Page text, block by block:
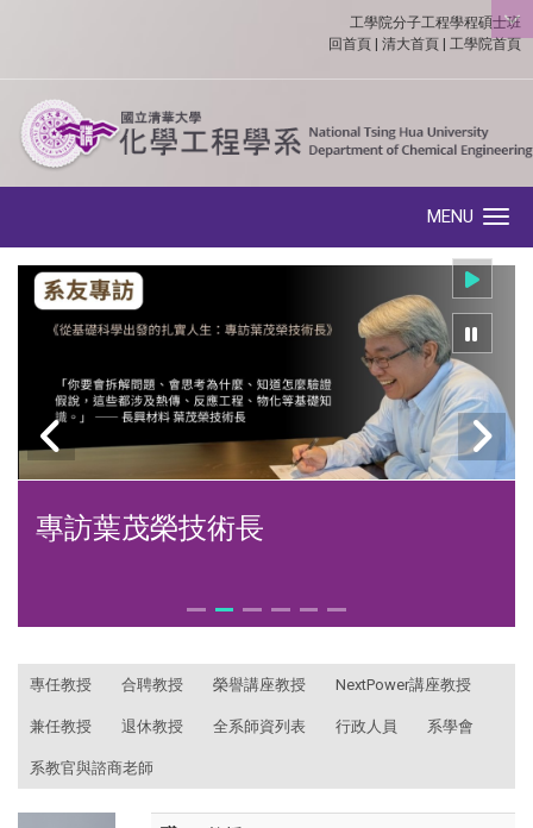
:::
工學院分子工程學程碩士班
回首頁
清大首頁 工學院首頁
MENU
專訪葉茂榮技術長
專任教授 合聘教授 榮譽講座教授 NextPower講座教授
兼任教授 退休教授 全系師資列表 行政人員 系學會
系教官與諮商老師